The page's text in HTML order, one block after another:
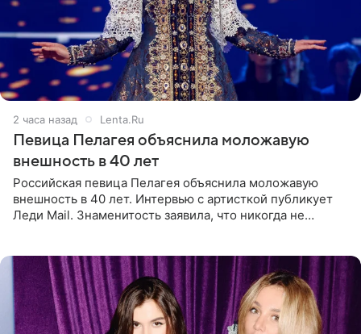
2 часа назад Lenta.Ru
Певица Пелагея объяснила моложавую
внешность в 40 лет
Российская певица Пелагея объяснила моложавую
внешность в 40 лет. Интервью с артисткой публикует
Леди Mail. Знаменитость заявила, что никогда не